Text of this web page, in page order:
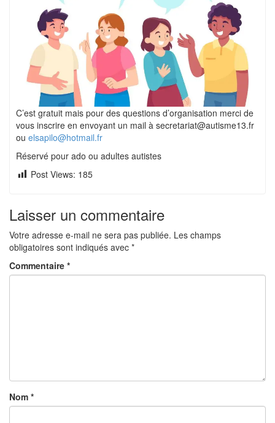
C’est gratuit mais pour des questions d’organisation merci de
vous inscrire en envoyant un mail à secretariat@autisme13.fr
ou elsapilo@hotmail.fr
Réservé pour ado ou adultes autistes
Post Views: 185
Laisser un commentaire
Votre adresse e-mail ne sera pas publiée. Les champs
obligatoires sont indiqués avec *
Commentaire *
Nom *